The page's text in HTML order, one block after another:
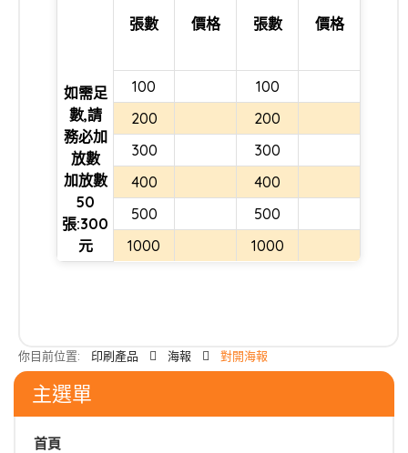
如需足
數,請
務必加
放數
加放數
50
張:300
元
張數 價格 張數 價格
100
100
200
200
300
300
400
400
500
500
1000
1000
你目前位置: 印刷產品 海報 對開海報
主選單
首頁